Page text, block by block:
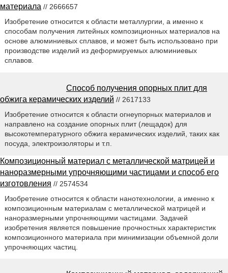
материала // 2666657
Изобретение относится к области металлургии, а именно к
способам получения литейных композиционных материалов на
основе алюминиевых сплавов, и может быть использовано при
производстве изделий из деформируемых алюминиевых
сплавов.
Способ получения опорных плит для
обжига керамических изделий // 2617133
Изобретение относится к области огнеупорных материалов и
направлено на создание опорных плит (лещадок) для
высокотемпературного обжига керамических изделий, таких как
посуда, электроизоляторы и т.п.
Композиционный материал с металлической матрицей и
наноразмерными упрочняющими частицами и способ его
изготовления // 2574534
Изобретение относится к области нанотехнологии, а именно к
композиционным материалам с металлической матрицей и
наноразмерными упрочняющими частицами. Задачей
изобретения является повышение прочностных характеристик
композиционного материала при минимизации объемной доли
упрочняющих частиц.